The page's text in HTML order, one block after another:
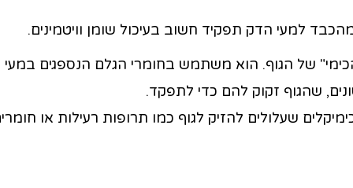
למעי הדק תפקיד חשוב בעיכול שומן וויטמינים.
של הגוף. הוא משתמש בחומרי הגלם הנספגים במעי
שהגוף זקוק להם כדי לתפקד.
שעלולים להזיק לגוף כמו תרופות רעילות או